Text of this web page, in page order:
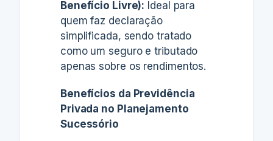
Benefício Livre): Ideal para
quem faz declaração
simplificada, sendo tratado
como um seguro e tributado
apenassobre os rendimentos.
Benefícios da Previdência
Privada no Planejamento
Sucessório